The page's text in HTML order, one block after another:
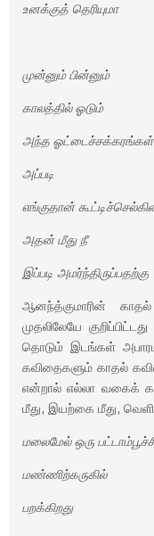
உனக்குத் தெரியுமா
முன்னும் பின்னும்
காலத்தில் ஓடும்
அந்த ஓட்டைச்சக்கரங்கள்
அப்படி
எங்குதான்
அதன் மீது நீ
இப்படி அமர்ந்திருப்பதற்கு
ஆனந்த்குமாரின்
முதலிலேயே
தொடும் இடங்கள்
கவிதைகளும் காதல்
என்றால் எல்லா வகைக்
மீது, இயற்கை மீது, வெளி
மலைமேல் ஒரு
மண்ணிற்கருகில்
பறக்கிறது